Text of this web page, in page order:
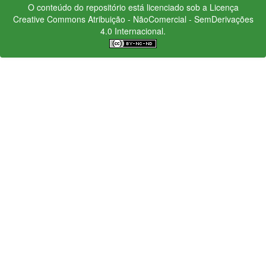
O conteúdo do repositório está licenciado sob a Licença
Creative CommonsAtribuição - NãoComercial - SemDerivações
4.0 Internacional.